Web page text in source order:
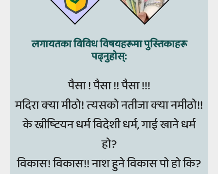
लगायतका विविध विषयहरूमा पुस्‍तिकाहरू
पढ्नुहोस्:
पैसा ! पैसा !! पैसा !!!
मदिरा क्‍या मीठो! त्‍यसको नतीजा क्‍या नमीठो!!
के ख्रीष्‍टियन धर्म विदेशी धर्म, गाई खाने धर्म
हो?
विकास! विकास!! नाश हुने विकास पो हो कि?